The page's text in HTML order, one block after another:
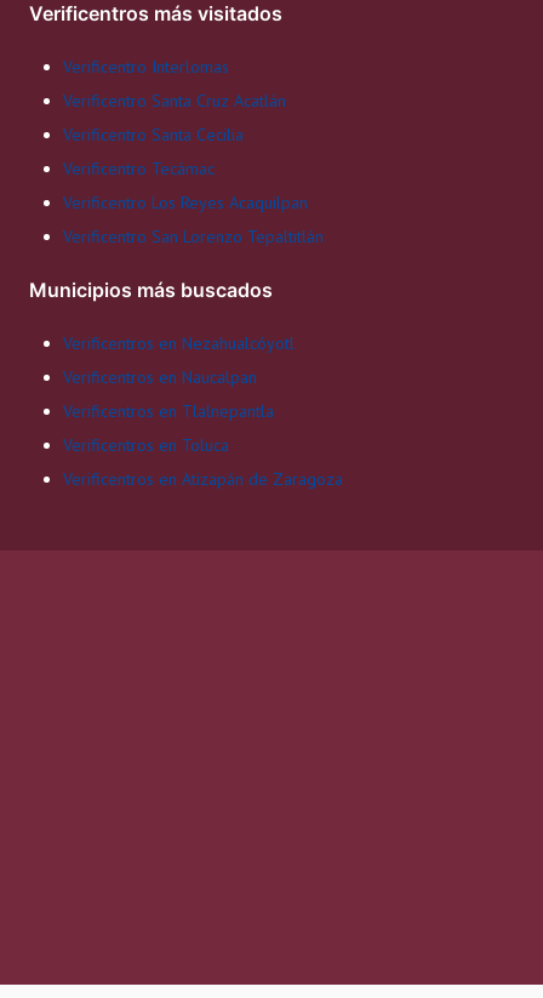
Verificentros más visitados
Verificentro Interlomas
Verificentro Santa Cruz Acatlán
Verificentro Santa Cecilia
Verificentro Tecámac
Verificentro Los Reyes Acaquilpan
Verificentro San Lorenzo Tepaltitlán
Municipios más buscados
Verificentros en Nezahualcóyotl
Verificentros en Naucalpan
Verificentros en Tlalnepantla
Verificentros en Toluca
Verificentros en Atizapán de Zaragoza